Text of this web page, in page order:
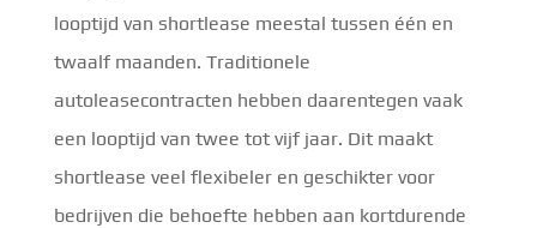
looptijd van shortlease meestal tussen één en
twaalf maanden. Traditionele
autoleasecontracten hebben daarentegen vaak
een looptijd van twee tot vijf jaar. Dit maakt
shortlease veel flexibeler en geschikter voor
bedrijven die behoefte hebben aan kortdurende